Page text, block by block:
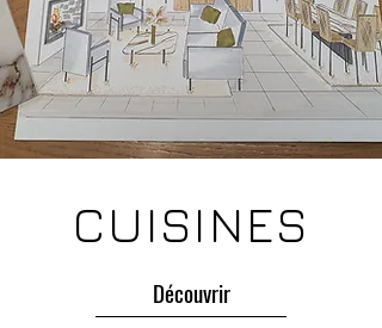
CUISINES
Découvrir